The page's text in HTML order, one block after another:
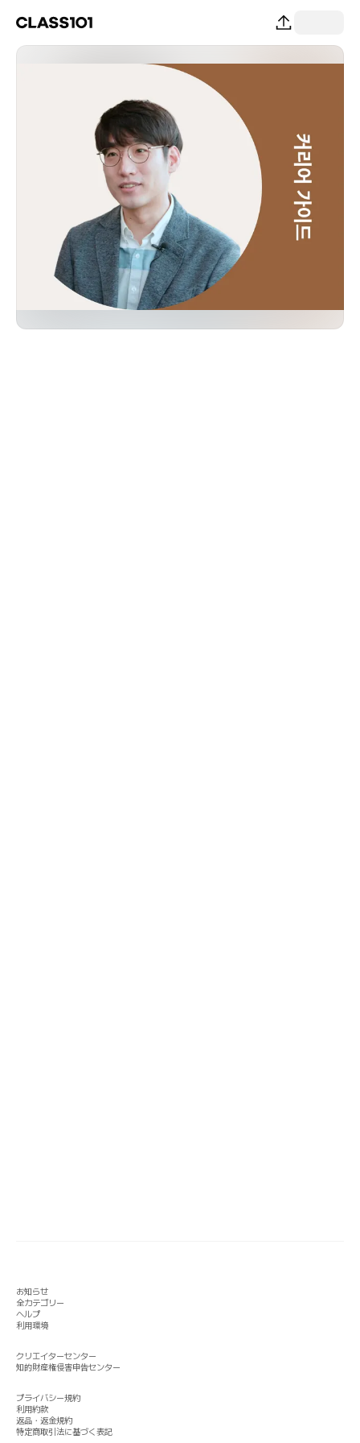
お知らせ
全カテゴリー
ヘルプ
利用環境
クリエイターセンター
知的財産権侵害申告センター
プライバシー規約
利用約款
返品・返金規約
特定商取引法に基づく表記